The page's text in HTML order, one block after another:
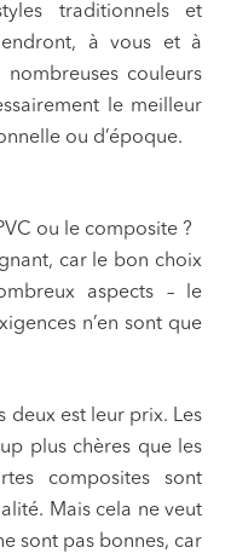
traditionnels et
à vous et à
couleurs
le meilleur
ou d’époque.
ou le composite ?
car le bon choix
aspects – le
n’en sont que
deux est leur prix. Les
plus chères que les
composites sont
Mais cela ne veut
sont pas bonnes, car